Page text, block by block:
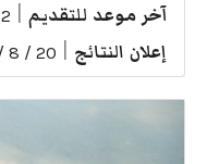
آخر موعد للتقديم 2 / 4 / 2026
إعلان النتائج 20 / 8 / 2026